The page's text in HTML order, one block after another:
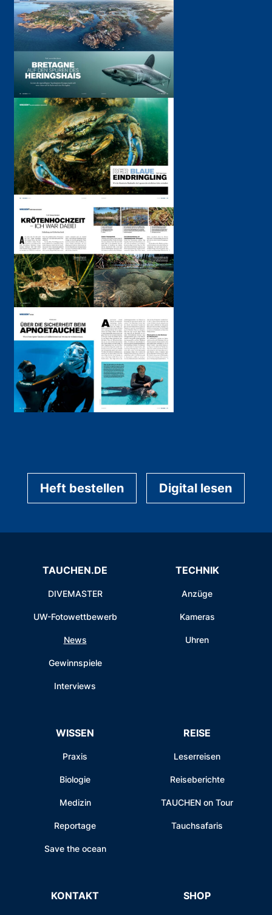
Heft bestellen Digital lesen
TAUCHEN.DE
DIVEMASTER
UW-Fotowettbewerb
News
Gewinnspiele
Interviews
TECHNIK
Anzüge
Kameras
Uhren
WISSEN
Praxis
Biologie
Medizin
Reportage
Save the ocean
REISE
Leserreisen
Reiseberichte
TAUCHEN on Tour
Tauchsafaris
KONTAKT SHOP